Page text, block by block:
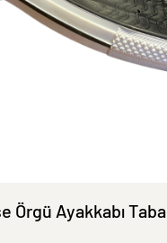
Örgü Ayakkabı